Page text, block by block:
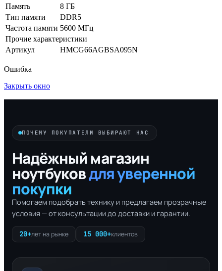
Память
8 ГБ
Тип памяти
DDR5
Частота памяти 5600 МГц
Прочие характеристики
Артикул
HMCG66AGBSA095N
Ошибка
Закрыть окно
ПОЧЕМУ ПОКУПАТЕЛИ ВЫБИРАЮТ НАС
Надёжный магазин
ноутбуковдля уверенной
покупки
Помогаем подобрать технику и предлагаем прозрачные
условия — от консультации до доставки и гарантии.
20+лет на рынке 15 000+клиентов